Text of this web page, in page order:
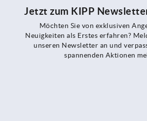
Jetzt zum KIPP
Möchten Sie von exklusiven
Neuigkeiten als Erstes erfahren?
unseren Newsletter an und
spannenden Aktionen